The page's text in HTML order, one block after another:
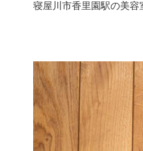
寝屋川市香里園駅の美容